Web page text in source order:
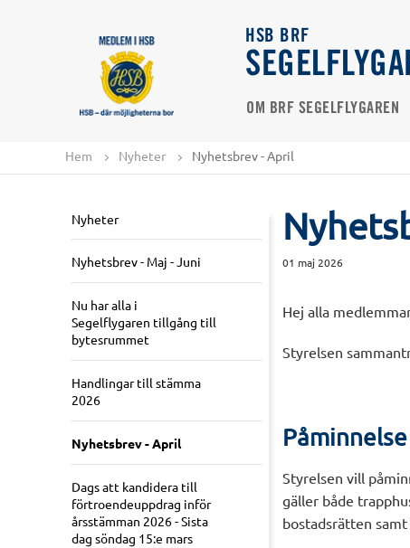
HSB BRF
OM BRF SEGELFLYGAREN
Hem Nyheter Nyhetsbrev - April
Nyheter
Nyhetsbrev - Maj - Juni
Nu har alla i
Segelflygaren tillgång till
bytesrummet
Handlingar till stämma
2026
Nyhetsbrev - April
Dags att kandidera till
förtroendeuppdrag inför
årsstämman 2026 - Sista
dag söndag 15:e mars
01 maj 2026
Hej alla
Styrelsen
Styrelsen vill
gäller både
bostadsrätten